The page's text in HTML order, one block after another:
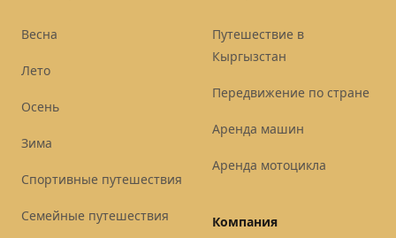
Весна
Лето
Осень
Зима
Спортивные путешествия
Семейные путешествия
Путешествие в
Кыргызстан
Передвижение по стране
Аренда машин
Аренда мотоцикла
Компания